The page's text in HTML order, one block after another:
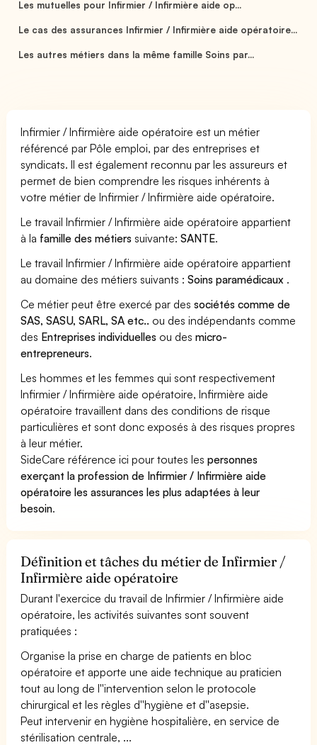
Les mutuelles pour Infirmier / Infirmière aide op...
Le cas des assurances Infirmier / Infirmière aide opératoire...
Les autres métiers dans la même famille Soins par...
Infirmier / Infirmière aide opératoire est un métier
référencé par Pôle emploi, par des entreprises et
syndicats. Il est également reconnu par les assureurs et
permet de bien comprendre les risques inhérents à
votre métier de Infirmier / Infirmière aide opératoire.
Le travail Infirmier / Infirmière aide opératoire appartient
à la famille des métiers suivante:SANTE.
Le travail Infirmier / Infirmière aide opératoire appartient
au domaine des métiers suivants :Soins paramédicaux .
Ce métier peut être exercé par dessociétés comme de
SAS, SASU, SARL, SA etc.. ou des indépendants comme
des Entreprises individuelles ou desmicro-
entrepreneurs.
Les hommes et les femmes qui sont respectivement
Infirmier / Infirmière aide opératoire, Infirmière aide
opératoire travaillent dans des conditions de risque
particulières et sont donc exposés à des risques propres
à leur métier.
SideCare référence ici pour toutes lespersonnes
exerçant la profession de Infirmier / Infirmière aide
opératoire les assurances les plus adaptées à leur
besoin.
Définition et tâches du métier de Infirmier /
Infirmière aide opératoire
Durant l'exercice du travail de Infirmier / Infirmière aide
opératoire, les activités suivantes sont souvent
pratiquées :
Organise la prise en charge de patients en bloc
opératoire et apporte une aide technique au praticien
tout au long de l''intervention selon le protocole
chirurgical et les règles d''hygiène et d''asepsie.
Peut intervenir en hygiène hospitalière, en service de
stérilisation centrale, ...